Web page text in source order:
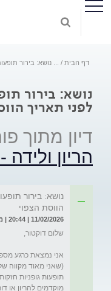
דף הבית נושא: בירור
נושא: בירור
לפני תאריך
דיון מתוך
הריון
נושא: בירור
הווסת הצפוי
11/02/2026 | 20:44 | מאת: שירה יעקוב
אני נמצאת כרגע
(שאני מאוד מקווה
תופעות גופניות